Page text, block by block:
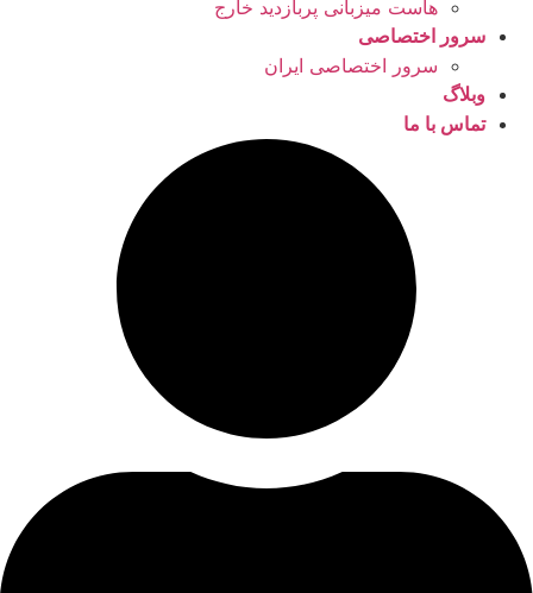
هاست میزبانی پربازدید خارج
سرور اختصاصی
سرور اختصاصی ایران
وبلاگ
تماس با ما